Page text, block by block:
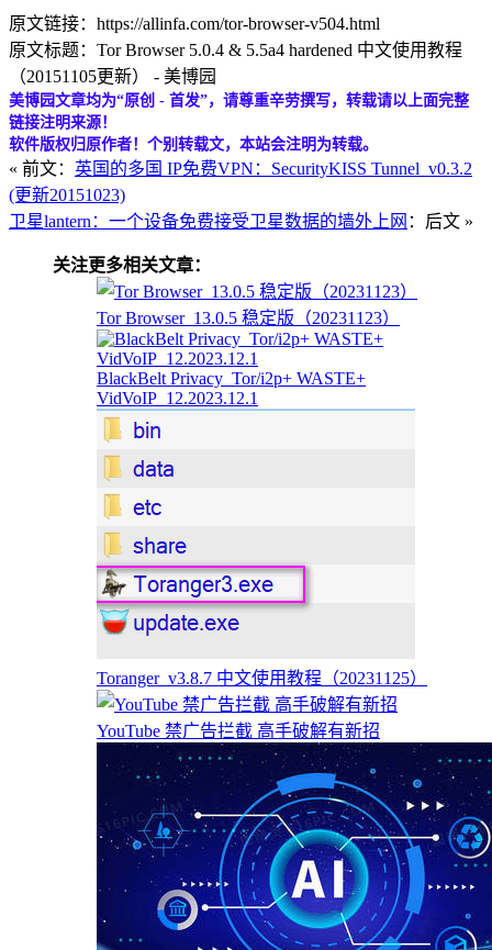
原文链接：https://allinfa.com/tor-browser-v504.html
原文标题：Tor Browser 5.0.4 & 5.5a4 hardened 中文使用教程
（20151105更新） - 美博园
美博园文章均为“原创 - 首发”，请尊重辛劳撰写，转载请以上面完整
链接注明来源！
软件版权归原作者！个别转载文，本站会注明为转载。
« 前文： 英国的多国 IP免费VPN：SecurityKISS Tunnel_v0.3.2
(更新20151023)
卫星lantern：一个设备免费接受卫星数据的墙外上网 ：后文 »
关注更多相关文章：
Tor Browser_13.0.5 稳定版（20231123）
BlackBelt Privacy_Tor/i2p+ WASTE+
VidVoIP_12.2023.12.1
Toranger_v3.8.7 中文使用教程（20231125）
YouTube 禁广告拦截 高手破解有新招